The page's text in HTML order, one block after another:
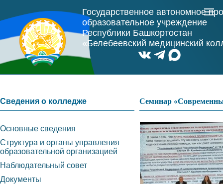
Государственное автономное
образовательное учреждение
Республики Башкортостан
«Белебеевский медицинский
Семинар
Сведения о колледже
Основные сведения
Структура и органы управления
образовательной организацией
Наблюдательный совет
Документы